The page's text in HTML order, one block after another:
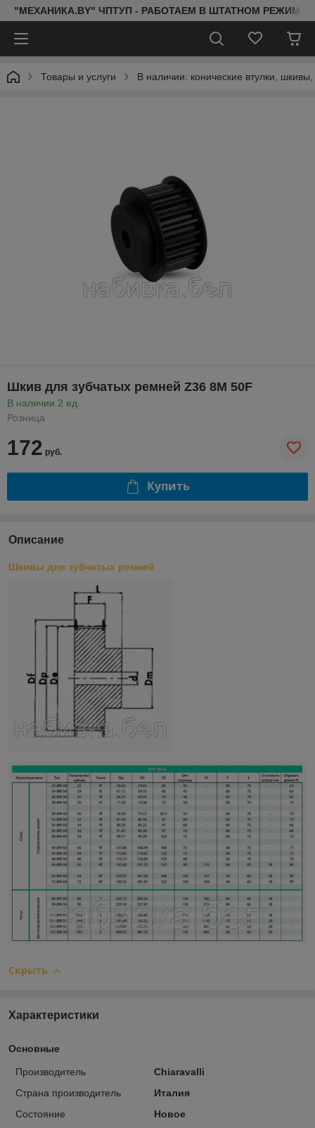
"МЕХАНИКА.BY" ЧПТУП - РАБОТАЕМ В ШТАТНОМ РЕЖИМЕ
Товары и услуги В наличии: конические втулки,
Шкив для зубчатых ремней Z36 8M 50F
В наличии 2 ед.
Розница
172 руб.
Купить
Описание
Шкивы для зубчатых ремней
Скрыть
Характеристики
Основные
Производитель
Chiaravalli
Страна производитель
Италия
Состояние
Новое